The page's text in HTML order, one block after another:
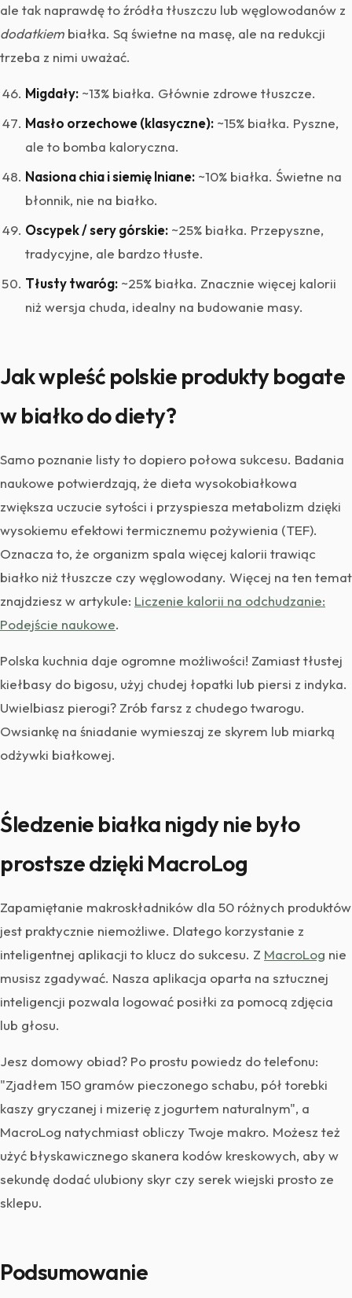
ale tak naprawdę to źródła tłuszczu lub węglowodanów z
dodatkiem białka. Są świetne na masę, ale na redukcji
trzeba z nimi uważać.
Migdały: ~13% białka. Głównie zdrowe tłuszcze.
Masło orzechowe (klasyczne): ~15% białka. Pyszne,
ale to bomba kaloryczna.
Nasiona chia i siemię lniane: ~10% białka. Świetne na
błonnik, nie na białko.
Oscypek / sery górskie: ~25% białka. Przepyszne,
tradycyjne, ale bardzo tłuste.
Tłusty twaróg: ~25% białka. Znacznie więcej kalorii
niż wersja chuda, idealny na budowanie masy.
Jak wpleść polskie produkty bogate
w białko do diety?
Samo poznanie listy to dopiero połowa sukcesu. Badania
naukowe potwierdzają, że dieta wysokobiałkowa
zwiększa uczucie sytości i przyspiesza metabolizm dzięki
wysokiemu efektowi termicznemu pożywienia (TEF).
Oznacza to, że organizm spala więcej kalorii trawiąc
białko niż tłuszcze czy węglowodany. Więcej na ten temat
znajdziesz w artykule: Liczenie kalorii na odchudzanie:
Podejście naukowe.
Polska kuchnia daje ogromne możliwości! Zamiast tłustej
kiełbasy do bigosu, użyj chudej łopatki lub piersi z indyka.
Uwielbiasz pierogi? Zrób farsz z chudego twarogu.
Owsiankę na śniadanie wymieszaj ze skyrem lub miarką
odżywki białkowej.
Śledzenie białka nigdy nie było
prostsze dzięki MacroLog
Zapamiętanie makroskładników dla 50 różnych produktów
jest praktycznie niemożliwe. Dlatego korzystanie z
inteligentnej aplikacji to klucz do sukcesu. Z MacroLog nie
musisz zgadywać. Nasza aplikacja oparta na sztucznej
inteligencji pozwala logować posiłki za pomocą zdjęcia
lub głosu.
Jesz domowy obiad? Po prostu powiedz do telefonu:
"Zjadłem 150 gramów pieczonego schabu, pół torebki
kaszy gryczanej i mizerię z jogurtem naturalnym", a
MacroLog natychmiast obliczy Twoje makro. Możesz też
użyć błyskawicznego skanera kodów kreskowych, aby w
sekundę dodać ulubiony skyr czy serek wiejski prosto ze
sklepu.
Podsumowanie